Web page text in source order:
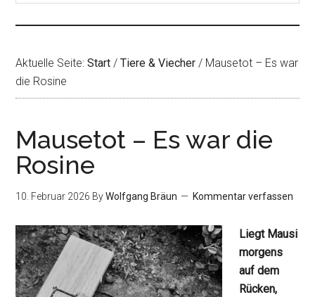
Aktuelle Seite:Start / Tiere & Viecher / Mausetot – Es war
die Rosine
Mausetot – Es war die
Rosine
10. Februar 2026 ByWolfgang Bräun Kommentar verfassen
Liegt Mausi
morgens
auf dem
Rücken,